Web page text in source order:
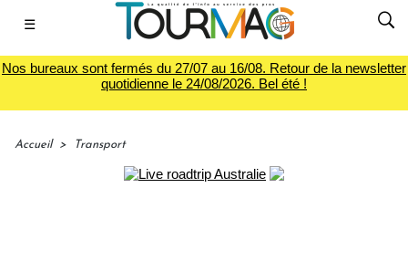
☰
Nos bureaux sont fermés du 27/07 au 16/08. Retour de la newsletter
quotidienne le 24/08/2026. Bel été !
Accueil > Transport